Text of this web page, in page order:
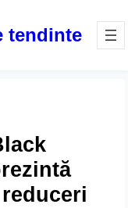
tendinte